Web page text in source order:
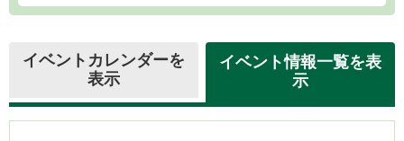
イベントカレンダーを
表示
イベント情報一覧を表
示